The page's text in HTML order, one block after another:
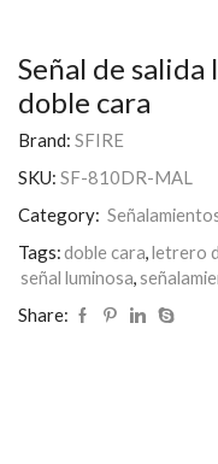
Señal de
doble cara
Brand: SFIRE
SKU: SF-810DR-MAL
Category:
Tags:doble cara,letrero
señal luminosa,
Share: